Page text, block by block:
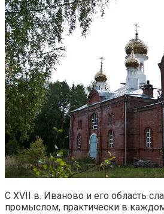
С XVII в. Иваново и его область
промыслом, практически в